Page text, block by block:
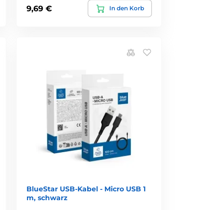
9,69 € In den Korb
BlueStar USB-Kabel - Micro USB 1
m, schwarz